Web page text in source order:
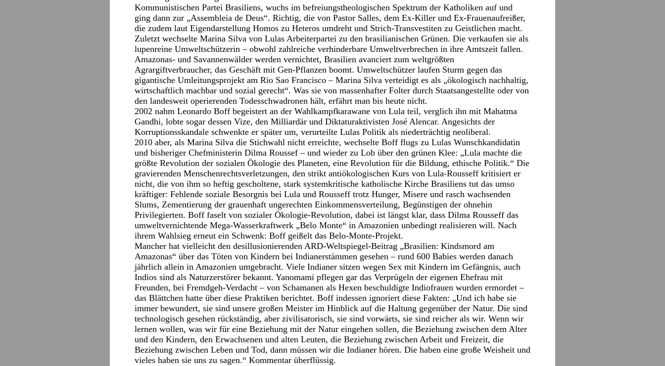
Kommunistischen Partei Brasiliens, wuchs im befreiungstheologischen Spektrum der Katholiken auf und
ging dann zur „Assembleia de Deus“. Richtig, die von Pastor Salles, dem Ex-Killer und Ex-Frauenaufreißer,
die zudem laut Eigendarstellung Homos zu Heteros umdreht und Strich-Transvestiten zu Geistlichen macht.
Zuletzt wechselte Marina Silva von Lulas Arbeiterpartei zu den brasilianischen Grünen. Die verkaufen sie als
lupenreine Umweltschützerin – obwohl zahlreiche verhinderbare Umweltverbrechen in ihre Amtszeit fallen.
Amazonas- und Savannenwälder werden vernichtet, Brasilien avanciert zum weltgrößten
Agrargiftverbraucher, das Geschäft mit Gen-Pflanzen boomt. Umweltschützer laufen Sturm gegen das
gigantische Umleitungsprojekt am Rio Sao Francisco – Marina Silva verteidigt es als „ökologisch nachhaltig,
wirtschaftlich machbar und sozial gerecht“. Was sie von massenhafter Folter durch Staatsangestellte oder von
den landesweit operierenden Todesschwadronen hält, erfährt man bis heute nicht.
2002 nahm Leonardo Boff begeistert an der Wahlkampfkarawane von Lula teil, verglich ihn mit Mahatma
Gandhi, lobte sogar dessen Vize, den Milliardär und Diktaturaktivisten José Alencar. Angesichts der
Korruptionsskandale schwenkte er später um, verurteilte Lulas Politik als niederträchtig neoliberal.
2010 aber, als Marina Silva die Stichwahl nicht erreichte, wechselte Boff flugs zu Lulas Wunschkandidatin
und bisheriger Chefministerin Dilma Roussef – und wieder zu Lob über den grünen Klee: „Lula machte die
größte Revolution der sozialen Ökologie des Planeten, eine Revolution für die Bildung, ethische Politik.“ Die
gravierenden Menschenrechtsverletzungen, den strikt antiökologischen Kurs von Lula-Rousseff kritisiert er
nicht, die von ihm so heftig gescholtene, stark systemkritische katholische Kirche Brasiliens tut das umso
kräftiger: Fehlende soziale Besorgnis bei Lula und Rousseff trotz Hunger, Misere und rasch wachsenden
Slums, Zementierung der grauenhaft ungerechten Einkommensverteilung, Begünstigen der ohnehin
Privilegierten. Boff faselt von sozialer Ökologie-Revolution, dabei ist längst klar, dass Dilma Rousseff das
umweltvernichtende Mega-Wasserkraftwerk „Belo Monte“ in Amazonien unbedingt realisieren will. Nach
ihrem Wahlsieg erneut ein Schwenk: Boff geißelt das Belo-Monte-Projekt.
Mancher hat vielleicht den desillusionierenden ARD-Weltspiegel-Beitrag „Brasilien: Kindsmord am
Amazonas“ über das Töten von Kindern bei Indianerstämmen gesehen – rund 600 Babies werden danach
jährlich allein in Amazonien umgebracht. Viele Indianer sitzen wegen Sex mit Kindern im Gefängnis, auch
Indios sind als Naturzerstörer bekannt. Yanomami pflegen gar das Verprügeln der eigenen Ehefrau mit
Freunden, bei Fremdgeh-Verdacht – von Schamanen als Hexen beschuldigte Indiofrauen wurden ermordet –
das Blättchen hatte über diese Praktiken berichtet. Boff indessen ignoriert diese Fakten: „Und ich habe sie
immer bewundert, sie sind unsere großen Meister im Hinblick auf die Haltung gegenüber der Natur. Die sind
technologisch gesehen rückständig, aber zivilisatorisch, sie sind vorwärts, sie sind reicher als wir. Wenn wir
lernen wollen, was wir für eine Beziehung mit der Natur eingehen sollen, die Beziehung zwischen dem Alter
und den Kindern, den Erwachsenen und alten Leuten, die Beziehung zwischen Arbeit und Freizeit, die
Beziehung zwischen Leben und Tod, dann müssen wir die Indianer hören. Die haben eine große Weisheit und
vieles haben sie uns zu sagen.“ Kommentar überflüssig.